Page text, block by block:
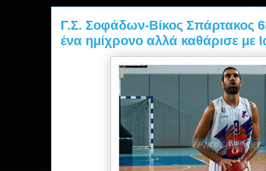
Γ.Σ. Σοφάδων-Βίκος Σπάρτακος
ένα ημίχρονο αλλά καθάρισε με